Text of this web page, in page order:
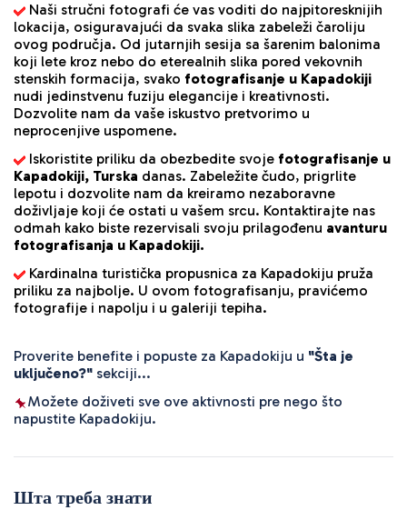
Naši stručni fotografi će vas voditi do najpitoresknijih
lokacija, osiguravajući da svaka slika zabeleži čaroliju
ovog područja. Od jutarnjih sesija sa šarenim balonima
koji lete kroz nebo do eterealnih slika pored vekovnih
stenskih formacija, svako fotografisanje u Kapadokiji
nudi jedinstvenu fuziju elegancije i kreativnosti.
Dozvolite nam da vaše iskustvo pretvorimo u
neprocenjive uspomene.
Iskoristite priliku da obezbedite svoje fotografisanje u
Kapadokiji, Turska danas. Zabeležite čudo, prigrlite
lepotu i dozvolite nam da kreiramo nezaboravne
doživljaje koji će ostati u vašem srcu. Kontaktirajte nas
odmah kako biste rezervisali svoju prilagođenu avanturu
fotografisanja u Kapadokiji.
Kardinalna turistička propusnica za Kapadokiju pruža
priliku za najbolje. U ovom fotografisanju, pravićemo
fotografije i napolju i u galeriji tepiha.
Proverite benefite i popuste za Kapadokiju u "Šta je
uključeno?" sekciji...
Možete doživeti sve ove aktivnosti pre nego što
napustite Kapadokiju.
Шта треба знати